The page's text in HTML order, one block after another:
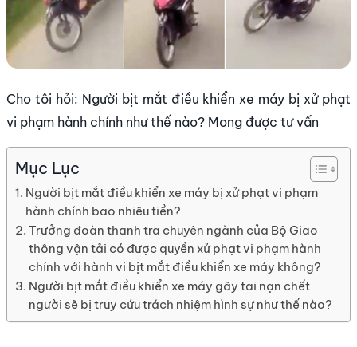
Cho tôi hỏi: Người bịt mắt điều khiển xe máy bị xử phạt
vi phạm hành chính như thế nào? Mong được tư vấn
Mục Lục
Người bịt mắt điều khiển xe máy bị xử phạt vi phạm
hành chính bao nhiêu tiền?
Trưởng đoàn thanh tra chuyên ngành của Bộ Giao
thông vận tải có được quyền xử phạt vi phạm hành
chính với hành vi bịt mắt điều khiển xe máy không?
Người bịt mắt điều khiển xe máy gây tai nạn chết
người sẽ bị truy cứu trách nhiệm hình sự như thế nào?